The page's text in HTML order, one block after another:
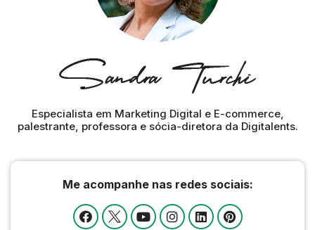
Especialista em Marketing Digital e E-commerce,
palestrante, professora e sócia-diretora da Digitalents.
Me acompanhe nas redes sociais: